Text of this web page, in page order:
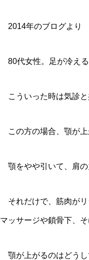
2014年のブログより
80代女性。足が冷える
こういった時は気診と
この方の場合、顎が上
顎をやや引いて、肩の
それだけで、筋肉がリ
マッサージや鎖骨下、
顎が上がるのはどうし